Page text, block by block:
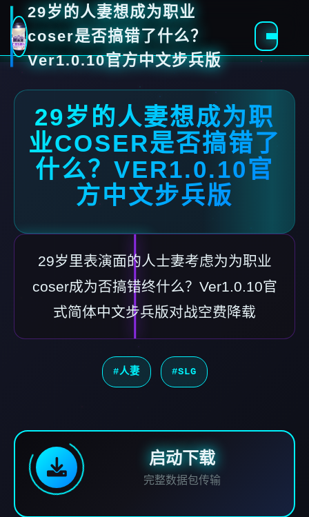
29岁的人妻想成为职业
coser是否搞错了什么？
Ver1.0.10官方中文步兵版
29岁的人妻想成为职
业COSER是否搞错了
什么？VER1.0.10官
方中文步兵版
29岁里表演面的人士妻考虑为为职业
coser成为否搞错终什么？Ver1.0.10官
式简体中文步兵版对战空费降载
#人妻 #SLG
启动下载
完整数据包传输